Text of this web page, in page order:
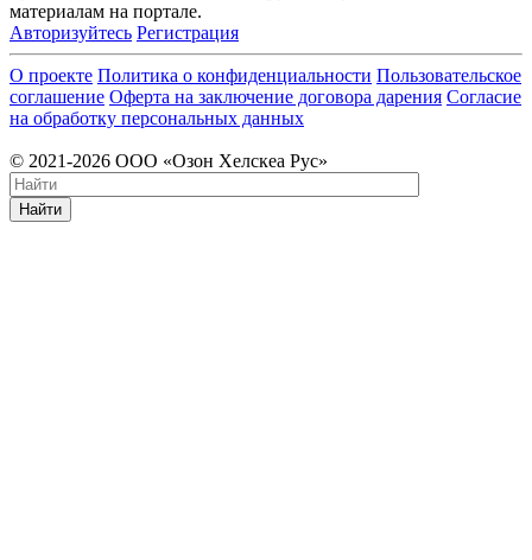
материалам на портале.
Авторизуйтесь Регистрация
О проекте Политика о конфиденциальности Пользовательское
соглашение Оферта на заключение договора дарения Согласие
на обработку персональных данных
© 2021-2026 ООО «Озон Хелскеа Рус»
Найти